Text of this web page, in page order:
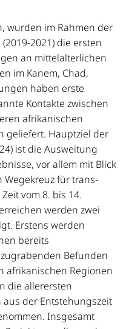
wurden im Rahmen der
2021) die ersten
an mittelalterlichen
im Kanem, Chad,
haben erste
Kontakte zwischen
afrikanischen
geliefert. Hauptziel der
ist die Ausweitung
vor allem mit Blick
Wegekreuz für trans-
vom 8. bis 14.
werden zwei
Erstens werden
bereits
Befunden
afrikanischen Regionen
die allerersten
der Entstehungszeit
Insgesamt